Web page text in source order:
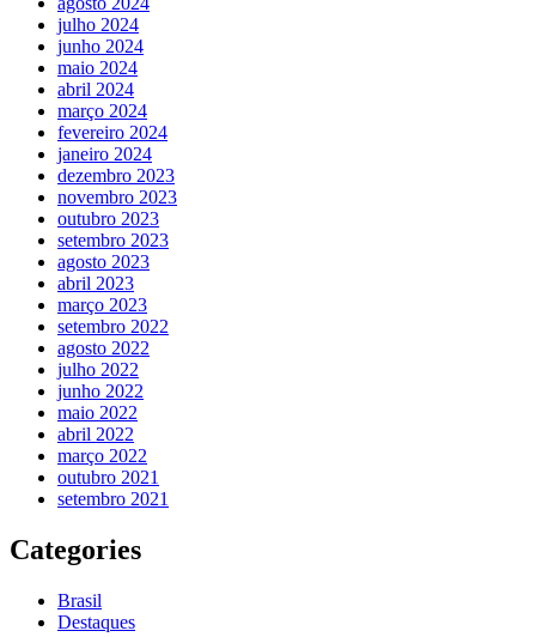
julho 2024
junho 2024
maio 2024
abril 2024
março 2024
fevereiro 2024
janeiro 2024
dezembro 2023
novembro 2023
outubro 2023
setembro 2023
agosto 2023
abril 2023
março 2023
setembro 2022
agosto 2022
julho 2022
junho 2022
maio 2022
abril 2022
março 2022
outubro 2021
setembro 2021
Categories
Brasil
Destaques